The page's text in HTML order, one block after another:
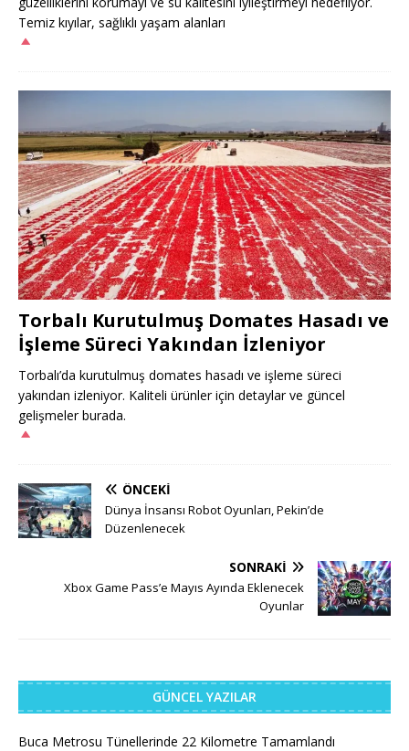
Temiz kıyılar, sağlıklı yaşam alanları
Torbalı Kurutulmuş Domates Hasadı ve
İşleme Süreci Yakından İzleniyor
Torbalı’da kurutulmuş domates hasadı ve işleme süreci
yakından izleniyor. Kaliteli ürünler için detaylar ve güncel
gelişmeler burada.
ÖNCEKI
Dünya İnsansı Robot Oyunları, Pekin’de
Düzenlenecek
SONRAKI
Xbox Game Pass’e Mayıs Ayında Eklenecek
Oyunlar
GÜNCEL YAZILAR
Buca Metrosu Tünellerinde 22 Kilometre Tamamlandı